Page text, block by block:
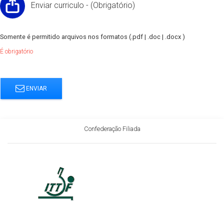
Enviar curriculo - (Obrigatório)
Somente é permitido arquivos nos formatos (.pdf | .doc | .docx )
É obrigatório
ENVIAR
Confederação Filiada